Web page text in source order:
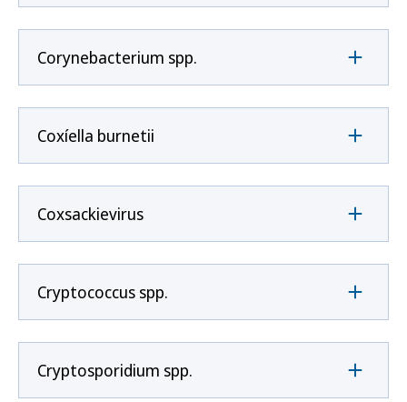
Corynebacterium spp.
Coxíella burnetii
Coxsackievirus
Cryptococcus spp.
Cryptosporidium spp.